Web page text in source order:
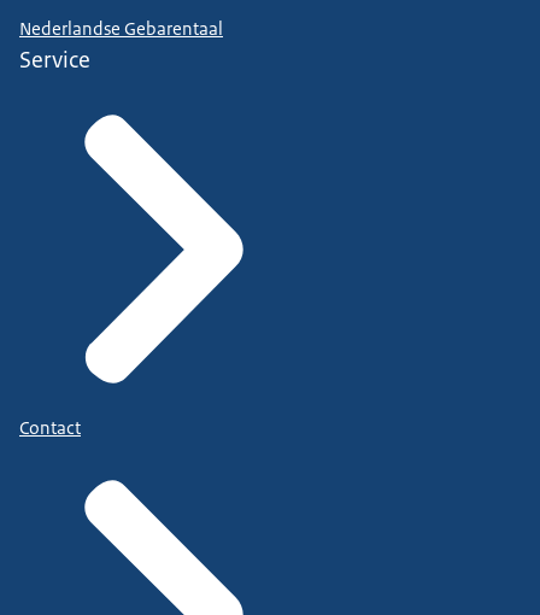
Nederlandse Gebarentaal
Service
Contact